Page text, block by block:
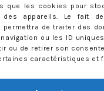
que les cookies pour
des appareils. Le fait
permettra de traiter des
ou les ID
ou de retirer son
caractéristiques et
ABONNEMENT